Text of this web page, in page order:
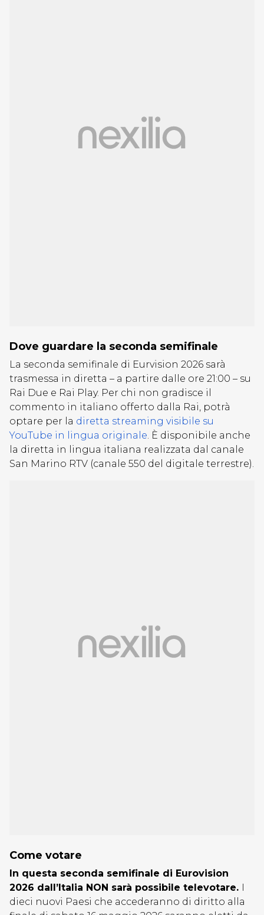
Dove guardare la seconda semifinale
La seconda semifinale di Eurvision 2026 sarà
trasmessa in diretta – a partire dalle ore 21:00 – su
Rai Due e Rai Play. Per chi non gradisce il
commento in italiano offerto dalla Rai, potrà
optare per la diretta streaming visibile su
YouTube in lingua originale. È disponibile anche
la diretta in lingua italiana realizzata dal canale
San Marino RTV (canale 550 del digitale terrestre).
Come votare
In questa seconda semifinale di Eurovision
2026 dall’Italia NON sarà possibile televotare. I
dieci nuovi Paesi che accederanno di diritto alla